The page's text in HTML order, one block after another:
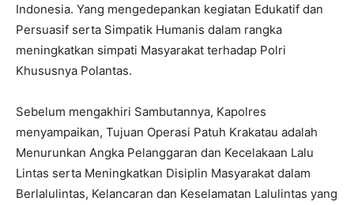
Indonesia. Yang mengedepankan kegiatan Edukatif dan
Persuasif serta Simpatik Humanis dalam rangka
meningkatkan simpati Masyarakat terhadap Polri
Khususnya Polantas.
Sebelum mengakhiri Sambutannya, Kapolres
menyampaikan, Tujuan Operasi Patuh Krakatau adalah
Menurunkan Angka Pelanggaran dan Kecelakaan Lalu
Lintas serta Meningkatkan Disiplin Masyarakat dalam
Berlalulintas, Kelancaran dan Keselamatan Lalulintas yang